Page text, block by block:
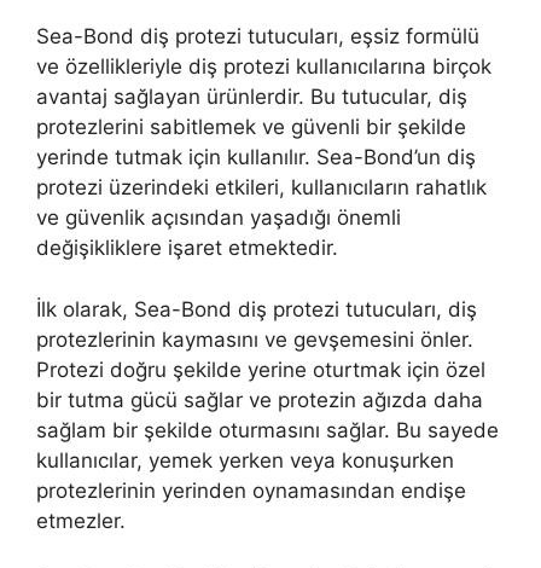
Sea-Bond diş protezi tutucuları, eşsiz formülü
ve özellikleriyle diş protezi kullanıcılarına birçok
avantaj sağlayan ürünlerdir. Bu tutucular, diş
protezlerini sabitlemek ve güvenli bir şekilde
yerinde tutmak için kullanılır. Sea-Bond’un diş
protezi üzerindeki etkileri, kullanıcıların rahatlık
ve güvenlik açısından yaşadığı önemli
değişikliklere işaret etmektedir.
İlk olarak, Sea-Bond diş protezi tutucuları, diş
protezlerinin kaymasını ve gevşemesini önler.
Protezi doğru şekilde yerine oturtmak için özel
bir tutma gücü sağlar ve protezin ağızda daha
sağlam bir şekilde oturmasını sağlar. Bu sayede
kullanıcılar, yemek yerken veya konuşurken
protezlerinin yerinden oynamasından endişe
etmezler.